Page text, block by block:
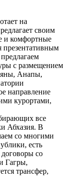
на
своим
и комфортные
презентативным
с размещением
Анапы,
направление
курортами,
все
Абхазия. В
со многими
есть
договоры со
Гагры,
трансфер,